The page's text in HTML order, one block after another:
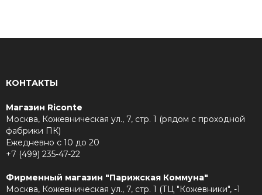
КОНТАКТЫ
Магазин Riconte
Москва, Кожевническая ул., 7, стр. 1 (рядом с проходной
фабрики ПК)
Ежедневно с 10 до 20
+7 (499) 235-47-22
Фирменный магазин "Парижская Коммуна"
Москва, Кожевническая ул., 7, стр. 1 (ТЦ "Кожевники", -1